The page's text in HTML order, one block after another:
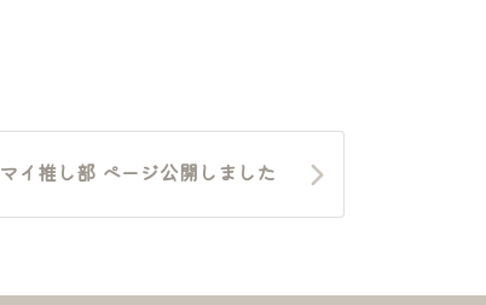
マイ推し部 ページ公開しました